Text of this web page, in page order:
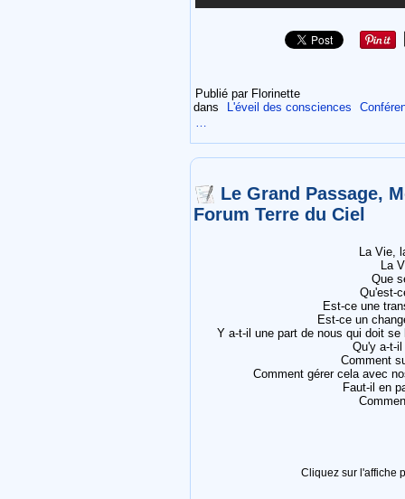
Publié par Florinette
dans
L'éveil des consciences
…
Le Grand Passage,
Forum Terre du Ciel
La Vie,
La
Que
Qu'est-
Est-ce une
Est-ce un
Y a-t-il une part de nous qui doit
Qu'y a-t-
Comment
Comment gérer cela avec
Faut-il en
Cliquez sur l'affiche